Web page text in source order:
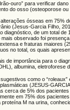
ouro” para verificar
do osso (osteoporose
ósseas em 75%
(Jesus-Garcia Filho,
diagnóstico, de um total
observado foi
e fraturas maiores
no total, os quais
para o
albumina, eletroforese
como o
(JESUS-
cerca de 5% dos
em 75% dos
proteína M na urina,